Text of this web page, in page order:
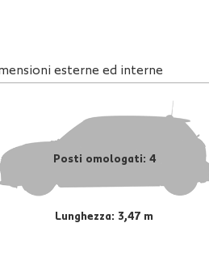
esterne ed interne
Posti omologati: 4
Lunghezza: 3,47 m